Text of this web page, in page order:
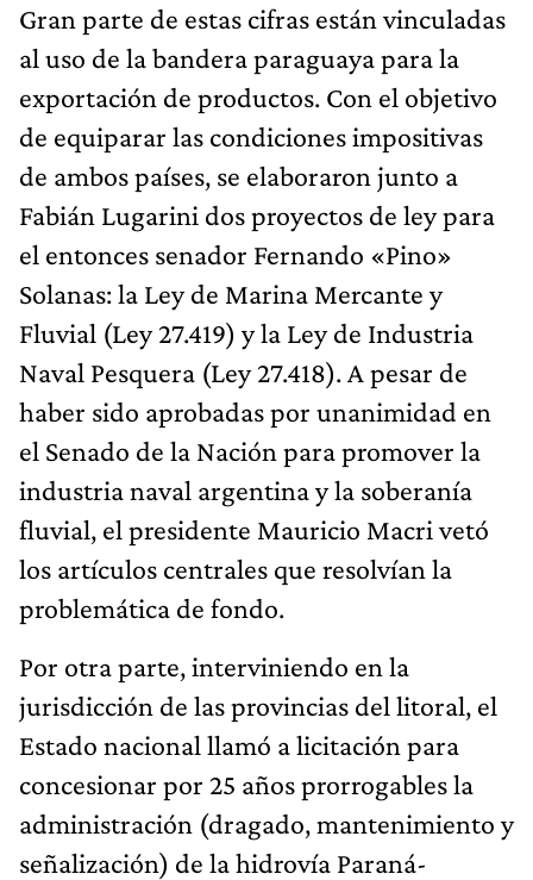
Gran parte de estas cifras están vinculadas
al uso de la bandera paraguaya para la
exportación de productos. Con el objetivo
de equiparar las condiciones impositivas
de ambos países, se elaboraron junto a
Fabián Lugarini dos proyectos de ley para
el entonces senador Fernando «Pino»
Solanas: la Ley de Marina Mercante y
Fluvial (Ley 27.419) y la Ley de Industria
Naval Pesquera (Ley 27.418). A pesar de
haber sido aprobadas por unanimidad en
el Senado de la Nación para promover la
industria naval argentina y la soberanía
fluvial, el presidente Mauricio Macri vetó
los artículos centrales que resolvían la
problemática de fondo.
Por otra parte, interviniendo en la
jurisdicción de las provincias del litoral, el
Estado nacional llamó a licitación para
concesionar por 25 años prorrogables la
administración (dragado, mantenimiento y
señalización) de la hidrovía Paraná-